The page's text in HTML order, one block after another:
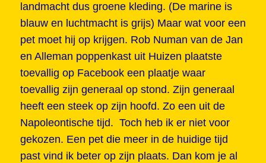
landmacht dus groene kleding. (De marine is
blauw en luchtmacht is grijs) Maar wat voor een
pet moet hij op krijgen. Rob Numan van de Jan
en Alleman poppenkast uit Huizen plaatste
toevallig op Facebook een plaatje waar
toevallig zijn generaal op stond. Zijn generaal
heeft een steek op zijn hoofd. Zo een uit de
Napoleontische tijd. Toch heb ik er niet voor
gekozen. Een pet die meer in de huidige tijd
past vind ik beter op zijn plaats. Dan kom je al